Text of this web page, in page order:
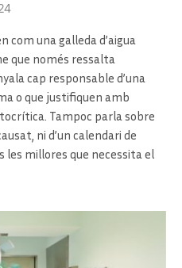
com una galleda d’aigua
que només ressalta
cap responsable d’una
o que justifiquen amb
Tampoc parla sobre
ni d’un calendari de
millores que necessita el